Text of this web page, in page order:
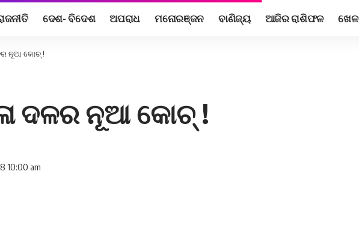
ଦେଶ- ବିଦେଶ ଅପରାଧ ମନୋରଞ୍ଜନ ବାଣିଜ୍ୟ ଆଜିର ରାଶିଫଳ ଖେଳ
ନୂଆ କୋଚ୍ !
ଦଳର ନୂଆ କୋଚ୍ !
10:00 am